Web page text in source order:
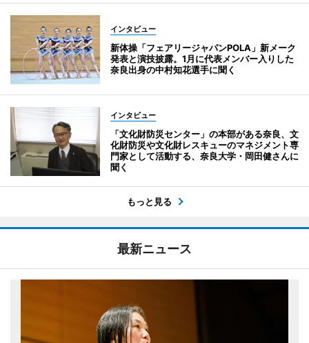
インタビュー
新体操「フェアリージャパンPOLA」新メーク
発表と演技披露。1月に代表メンバー入りした
奈良出身の中村知花選手に聞く
インタビュー
「文化財防災センター」の本部がある奈良、文
化財防災や文化財レスキューのマネジメント専
門家として活動する、奈良大学・岡田健さんに
聞く
もっと見る
最新ニュース